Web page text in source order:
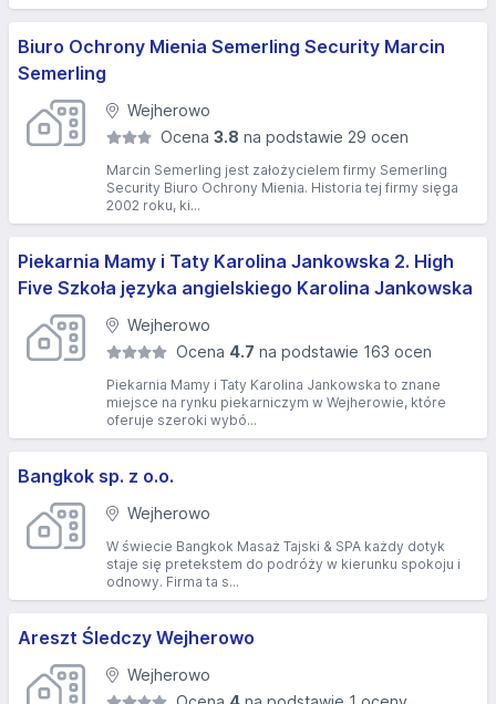
Biuro Ochrony Mienia Semerling Security Marcin
Semerling
Wejherowo
Ocena3.8 na podstawie 29 ocen
Marcin Semerling jest założycielem firmy Semerling
Security Biuro Ochrony Mienia. Historia tej firmy sięga
2002 roku, ki...
Piekarnia Mamy i Taty Karolina Jankowska 2. High
Five Szkoła języka angielskiego Karolina Jankowska
Wejherowo
Ocena 4.7 na podstawie 163 ocen
Piekarnia Mamy i Taty Karolina Jankowska to znane
miejsce na rynku piekarniczym w Wejherowie, które
oferuje szeroki wybó...
Bangkok sp. z o.o.
Wejherowo
W świecie Bangkok Masaż Tajski & SPA każdy dotyk
staje się pretekstem do podróży w kierunku spokoju i
odnowy. Firma ta s...
Areszt Śledczy Wejherowo
Wejherowo